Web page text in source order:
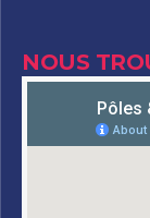
NOUS